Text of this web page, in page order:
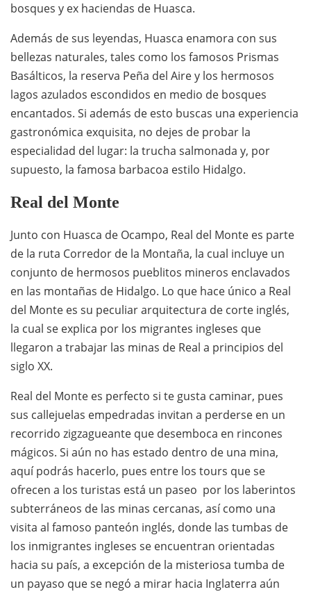
bosques y ex haciendas de Huasca.
Además de sus leyendas, Huasca enamora con sus
bellezas naturales, tales como los famosos Prismas
Basálticos, la reserva Peña del Aire y los hermosos
lagos azulados escondidos en medio de bosques
encantados. Si además de esto buscas una experiencia
gastronómica exquisita, no dejes de probar la
especialidad del lugar: la trucha salmonada y, por
supuesto, la famosa barbacoa estilo Hidalgo.
Real del Monte
Junto con Huasca de Ocampo, Real del Monte es parte
de la ruta Corredor de la Montaña, la cual incluye un
conjunto de hermosos pueblitos mineros enclavados
en las montañas de Hidalgo. Lo que hace único a Real
del Monte es su peculiar arquitectura de corte inglés,
la cual se explica por los migrantes ingleses que
llegaron a trabajar las minas de Real a principios del
siglo XX.
Real del Monte es perfecto si te gusta caminar, pues
sus callejuelas empedradas invitan a perderse en un
recorrido zigzagueante que desemboca en rincones
mágicos. Si aún no has estado dentro de una mina,
aquí podrás hacerlo, pues entre los tours que se
ofrecen a los turistas está un paseo por los laberintos
subterráneos de las minas cercanas, así como una
visita al famoso panteón inglés, donde las tumbas de
los inmigrantes ingleses se encuentran orientadas
hacia su país, a excepción de la misteriosa tumba de
un payaso que se negó a mirar hacia Inglaterra aún